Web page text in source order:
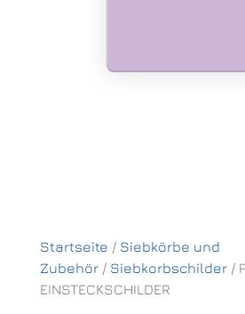
Startseite / Siebkörbe und
Zubehör / Siebkorbschilder /
EINSTECKSCHILDER